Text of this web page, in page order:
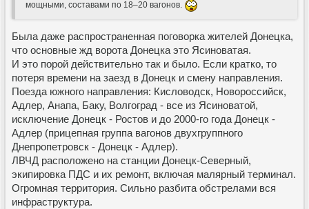
мощными, составами по 18–20 вагонов.
Была даже распространенная поговорка жителей Донецка,
что основные жд ворота Донецка это Ясиноватая.
И это порой действительно так и было. Если кратко, то
потеря времени на заезд в Донецк и смену направления.
Поезда южного направления: Кисловодск, Новороссийск,
Адлер, Анапа, Баку, Волгоград - все из Ясиноватой,
исключение Донецк - Ростов и до 2000-го года Донецк -
Адлер (прицепная группа вагонов двухгруппного
Днепропетровск - Донецк - Адлер).
ЛВЧД расположено на станции Донецк-Северный,
экипировка ПДС и их ремонт, включая малярный терминал.
Огромная территория. Сильно разбита обстрелами вся
инфраструктура.